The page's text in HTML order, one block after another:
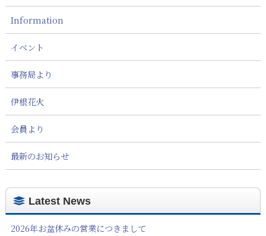
Information
イベント
事務局より
伊根花火
会員より
最新のお知らせ
Latest News
2026年お盆休みの営業につきまして